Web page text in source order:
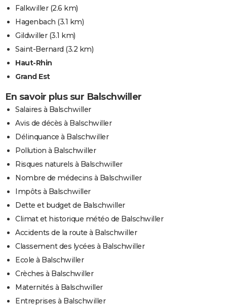
Falkwiller(2.6 km)
Hagenbach (3.1 km)
Gildwiller(3.1 km)
Saint-Bernard (3.2 km)
Haut-Rhin
Grand Est
En savoir plus sur Balschwiller
Salaires à Balschwiller
Avis de décès à Balschwiller
Délinquance à Balschwiller
Pollution à Balschwiller
Risques naturels à Balschwiller
Nombre de médecins à Balschwiller
Impôts à Balschwiller
Dette et budget de Balschwiller
Climat et historique météo de Balschwiller
Accidents de la route à Balschwiller
Classement des lycées à Balschwiller
Ecole à Balschwiller
Crèches à Balschwiller
Maternités à Balschwiller
Entreprises à Balschwiller